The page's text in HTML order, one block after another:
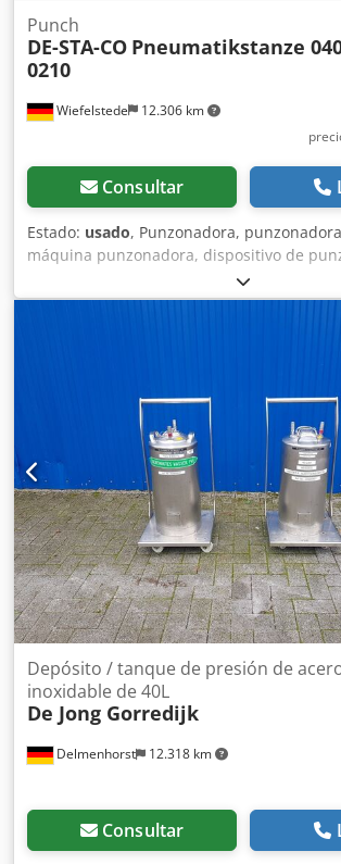
Wiefelstede 12.306 km
Punch
DE-STA-CO Pneumatikstanze
0210
Consultar
Estado: usado, Punzonadora,
máquina punzonadora, dispositivo de
máquina perforadora, punzonadora
Fabricante: DE-STA-CO, punzonadora
0210 -Punzón integrado: Ø 2,5 mm
Salida máxima: 25 mm -Dimensiones: 190/
Delmenhorst 12.318 km
Depósito / tanque de presión de
inoxidable de 40L
De Jong Gorredijk
Consultar